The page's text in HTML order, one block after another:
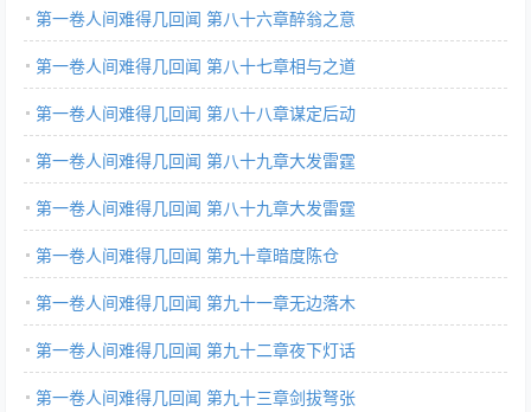
第一卷人间难得几回闻 第八十六章醉翁之意
第一卷人间难得几回闻 第八十七章相与之道
第一卷人间难得几回闻 第八十八章谋定后动
第一卷人间难得几回闻 第八十九章大发雷霆
第一卷人间难得几回闻 第八十九章大发雷霆
第一卷人间难得几回闻 第九十章暗度陈仓
第一卷人间难得几回闻 第九十一章无边落木
第一卷人间难得几回闻 第九十二章夜下灯话
第一卷人间难得几回闻 第九十三章剑拔弩张